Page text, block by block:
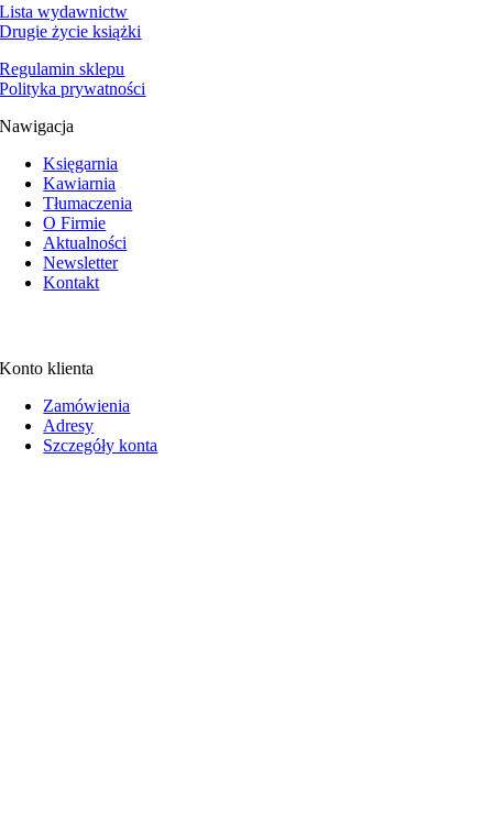
Lista wydawnictw
Drugie życie książki
Regulamin sklepu
Polityka prywatności
Nawigacja
Księgarnia
Kawiarnia
Tłumaczenia
O Firmie
Aktualności
Newsletter
Kontakt
Konto klienta
Zamówienia
Adresy
Szczegóły konta